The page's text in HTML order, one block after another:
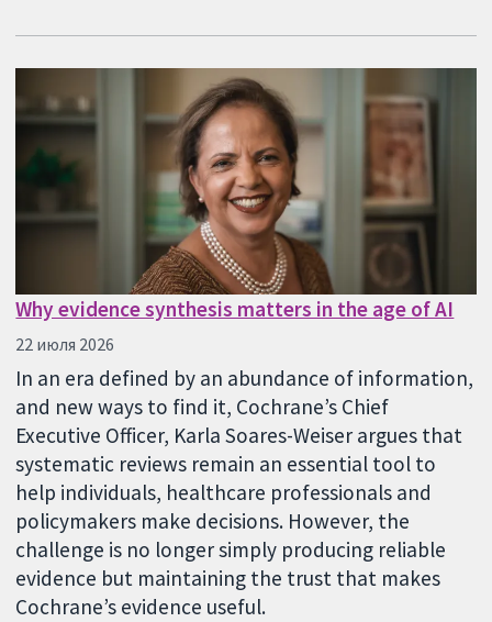
Why evidence synthesis matters in the age of AI
22 июля 2026
In an era defined by an abundance of information,
and new ways to find it, Cochrane’s Chief
Executive Officer, Karla Soares-Weiser argues that
systematic reviews remain an essential tool to
help individuals, healthcare professionals and
policymakers make decisions. However, the
challenge is no longer simply producing reliable
evidence but maintaining the trust that makes
Cochrane’s evidence useful.